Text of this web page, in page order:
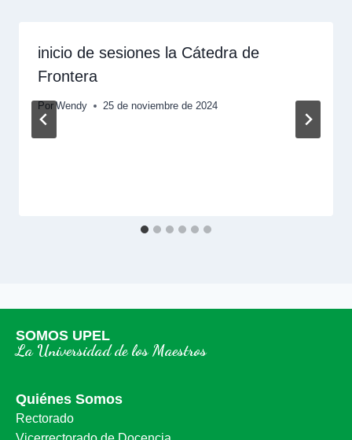
inicio de sesiones la Cátedra de
Frontera
Por Wendy 25 de noviembre de 2024
SOMOS UPEL
La Universidad de los Maestros
Quiénes Somos
Rectorado